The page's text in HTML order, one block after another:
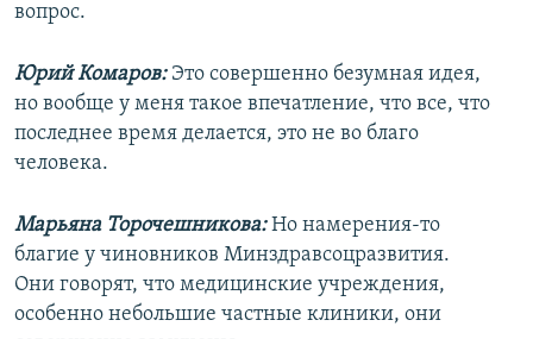
вопрос.
Юрий Комаров:Это совершенно безумная идея,
но вообще у меня такое впечатление, что все, что
последнее время делается, это не во благо
человека.
Марьяна Торочешникова:Но намерения-то
благие у чиновников Минздравсоцразвития.
Они говорят, что медицинские учреждения,
особенно небольшие частные клиники, они